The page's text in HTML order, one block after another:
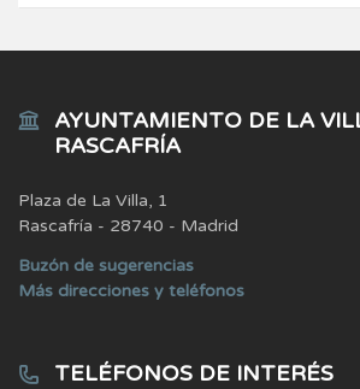
AYUNTAMIENTO DE LA
RASCAFRÍA
Plaza de La Villa, 1
Rascafría - 28740 - Madrid
Buzón de sugerencias
Más direcciones y teléfonos
TELÉFONOS DE INTERÉS